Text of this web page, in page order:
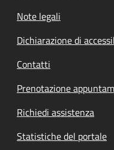
Note legali
Dichiarazione di
Contatti
Prenotazione
Richiedi assistenza
Statistiche del portale